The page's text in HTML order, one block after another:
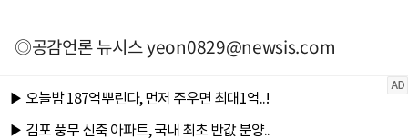
◎공감언론 뉴시스yeon0829@newsis.com